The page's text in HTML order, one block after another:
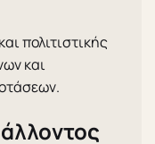
πολιτιστικής
και